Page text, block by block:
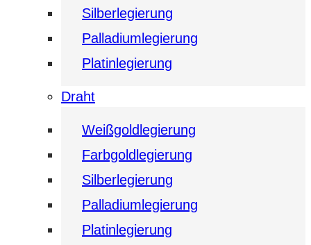
Silberlegierung
Palladiumlegierung
Platinlegierung
Draht
Weißgoldlegierung
Farbgoldlegierung
Silberlegierung
Palladiumlegierung
Platinlegierung